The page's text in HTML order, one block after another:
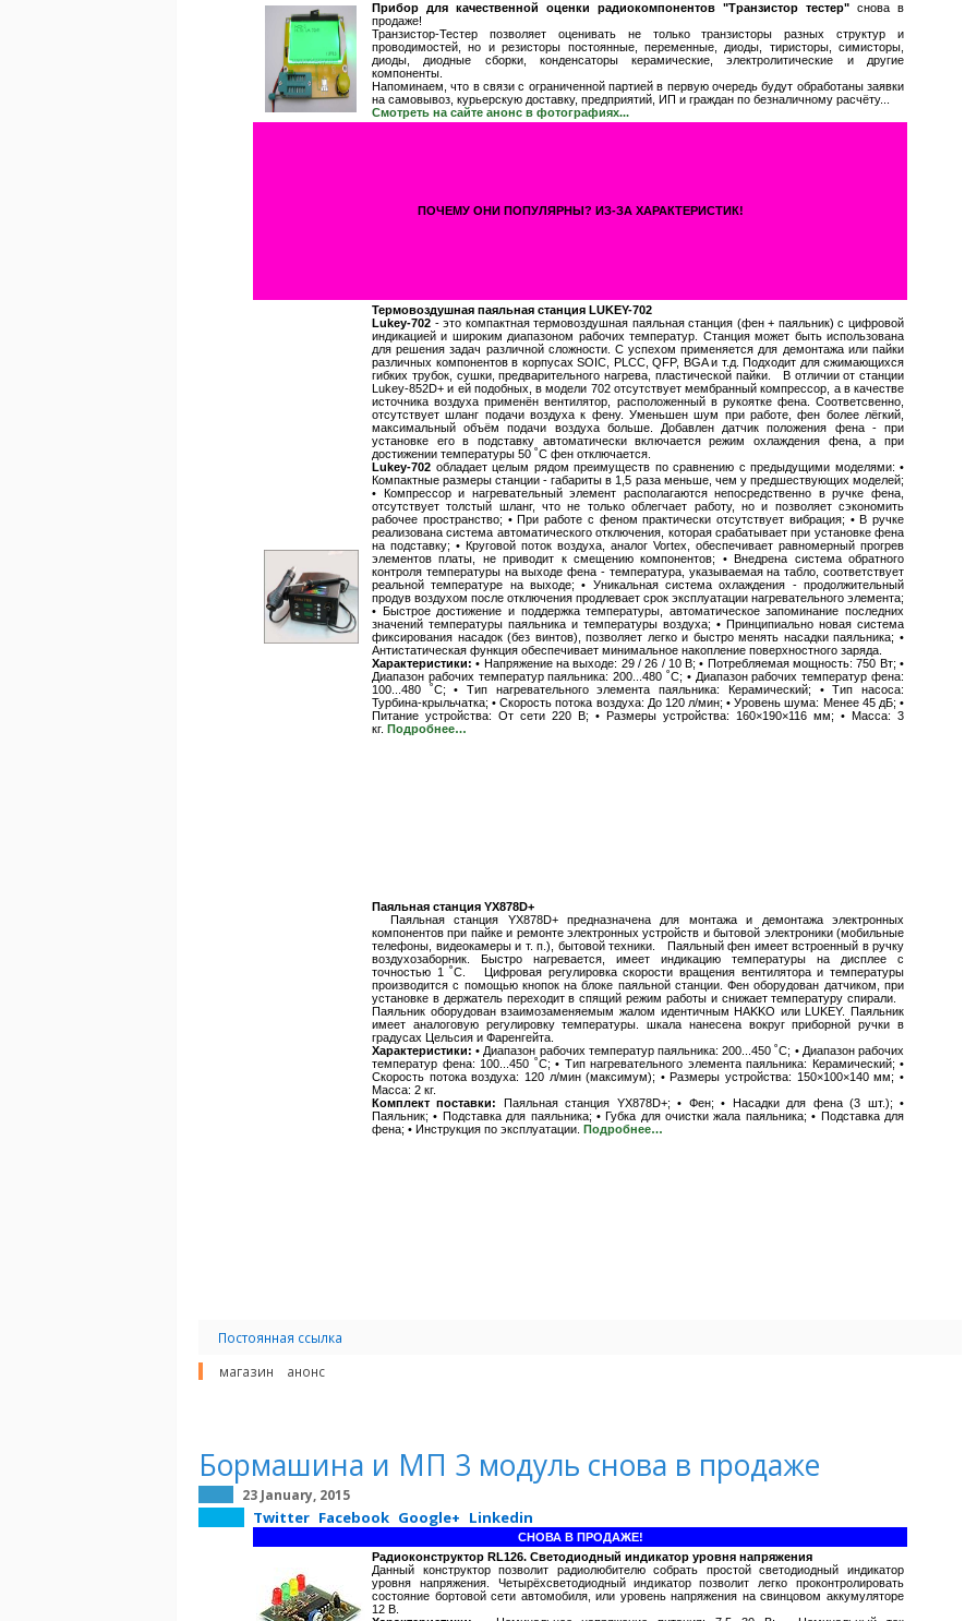
Прибор для качественной оценки радиокомпонентов "Транзистор тестер" снова в
продаже!
Транзистор-Тестер позволяет оценивать не только транзисторы разных структур и
проводимостей, но и резисторы постоянные, переменные, диоды, тиристоры, симисторы,
диоды, диодные сборки, конденсаторы керамические, электролитические и другие
компоненты.
Напоминаем, что в связи с ограниченной партией в первую очередь будут обработаны заявки
на самовывоз, курьерскую доставку, предприятий, ИП и граждан по безналичному расчёту...
Смотреть на сайте анонс в фотографиях...
ПОЧЕМУ ОНИ ПОПУЛЯРНЫ? ИЗ-ЗА ХАРАКТЕРИСТИК!
Термовоздушная паяльная станция LUKEY-702
Lukey-702 - это компактная термовоздушная паяльная станция (фен + паяльник) с цифровой
индикацией и широким диапазоном рабочих температур. Станция может быть использована
для решения задач различной сложности. С успехом применяется для демонтажа или пайки
различных компонентов в корпусах SOIC, PLCC, QFP, BGA и т.д. Подходит для сжимающихся
гибких трубок, сушки, предварительного нагрева, пластической пайки. В отличии от станции
Lukey-852D+ и ей подобных, в модели 702 отсутствует мембранный компрессор, а в качестве
источника воздуха применён вентилятор, расположенный в рукоятке фена. Соответсвенно,
отсутствует шланг подачи воздуха к фену. Уменьшен шум при работе, фен более лёгкий,
максимальный объём подачи воздуха больше. Добавлен датчик положения фена - при
установке его в подставку автоматически включается режим охлаждения фена, а при
достижении температуры 50 ˚С фен отключается.
Lukey-702 обладает целым рядом преимуществ по сравнению с предыдущими моделями: •
Компактные размеры станции - габариты в 1,5 раза меньше, чем у предшествующих моделей;
• Компрессор и нагревательный элемент располагаются непосредственно в ручке фена,
отсутствует толстый шланг, что не только облегчает работу, но и позволяет сэкономить
рабочее пространство; • При работе с феном практически отсутствует вибрация; • В ручке
реализована система автоматического отключения, которая срабатывает при установке фена
на подставку; • Круговой поток воздуха, аналог Vortex, обеспечивает равномерный прогрев
элементов платы, не приводит к смещению компонентов; • Внедрена система обратного
контроля температуры на выходе фена - температура, указываемая на табло, соответствует
реальной температуре на выходе; • Уникальная система охлаждения - продолжительный
продув воздухом после отключения продлевает срок эксплуатации нагревательного элемента;
• Быстрое достижение и поддержка температуры, автоматическое запоминание последних
значений температуры паяльника и температуры воздуха; • Принципиально новая система
фиксирования насадок (без винтов), позволяет легко и быстро менять насадки паяльника; •
Антистатическая функция обеспечивает минимальное накопление поверхностного заряда.
Характеристики: • Напряжение на выходе: 29 / 26 / 10 В; • Потребляемая мощность: 750 Вт; •
Диапазон рабочих температур паяльника: 200...480 ˚С; • Диапазон рабочих температур фена:
100...480 ˚С; • Тип нагревательного элемента паяльника: Керамический; • Тип насоса:
Турбина-крыльчатка; • Скорость потока воздуха: До 120 л/мин; • Уровень шума: Менее 45 дБ; •
Питание устройства: От сети 220 В; • Размеры устройства: 160×190×116 мм; • Масса: 3
кг. Подробнее…
Паяльная станция YX878D+
Паяльная станция YX878D+ предназначена для монтажа и демонтажа электронных
компонентов при пайке и ремонте электронных устройств и бытовой электроники (мобильные
телефоны, видеокамеры и т. п.), бытовой техники. Паяльный фен имеет встроенный в ручку
воздухозаборник. Быстро нагревается, имеет индикацию температуры на дисплее с
точностью 1 ˚С. Цифровая регулировка скорости вращения вентилятора и температуры
производится с помощью кнопок на блоке паяльной станции. Фен оборудован датчиком, при
установке в держатель переходит в спящий режим работы и снижает температуру спирали.
Паяльник оборудован взаимозаменяемым жалом идентичным HAKKO или LUKEY. Паяльник
имеет аналоговую регулировку температуры. шкала нанесена вокруг приборной ручки в
градусах Цельсия и Фаренгейта.
Характеристики: • Диапазон рабочих температур паяльника: 200...450 ˚С; • Диапазон рабочих
температур фена: 100...450 ˚С; • Тип нагревательного элемента паяльника: Керамический; •
Скорость потока воздуха: 120 л/мин (максимум); • Размеры устройства: 150×100×140 мм; •
Масса: 2 кг.
Комплект поставки:
Паяльная станция YX878D+; • Фен; • Насадки для фена (3 шт.); •
Паяльник; • Подставка для паяльника; • Губка для очистки жала паяльника; • Подставка для
фена; • Инструкция по эксплуатации.
Подробнее…
Постоянная ссылка
магазин
анонс
Бормашина и МП 3 модуль снова в продаже
23 January, 2015
Twitter Facebook Google+ Linkedin
СНОВА В ПРОДАЖЕ!
Радиоконструктор RL126. Светодиодный индикатор уровня напряжения
Данный конструктор позволит радиолюбителю собрать простой светодиодный индикатор
уровня напряжения. Четырёхсветодиодный индикатор позволит легко проконтролировать
состояние бортовой сети автомобиля, или уровень напряжения на свинцовом аккумуляторе
12 В.